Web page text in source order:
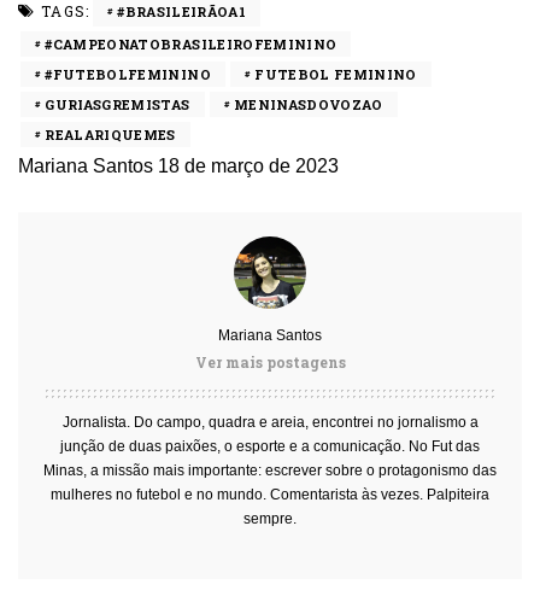
TAGS:
#BRASILEIRÃOA1
#CAMPEONATOBRASILEIROFEMININO
#FUTEBOLFEMININO
FUTEBOL FEMININO
GURIASGREMISTAS
MENINASDOVOZAO
REALARIQUEMES
Mariana Santos 18 de março de 2023
Mariana Santos
Ver mais postagens
Jornalista. Do campo, quadra e areia, encontrei no jornalismo a
junção de duas paixões, o esporte e a comunicação. No Fut das
Minas, a missão mais importante: escrever sobre o protagonismo das
mulheres no futebol e no mundo. Comentarista às vezes. Palpiteira
sempre.